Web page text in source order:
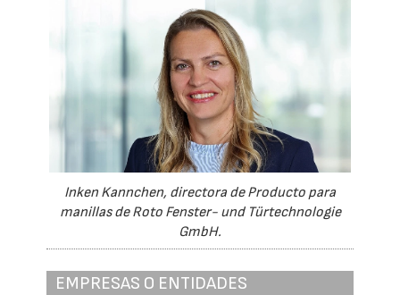
Inken Kannchen, directora de Producto para
manillas de Roto Fenster- und Türtechnologie
GmbH.
EMPRESAS O ENTIDADES